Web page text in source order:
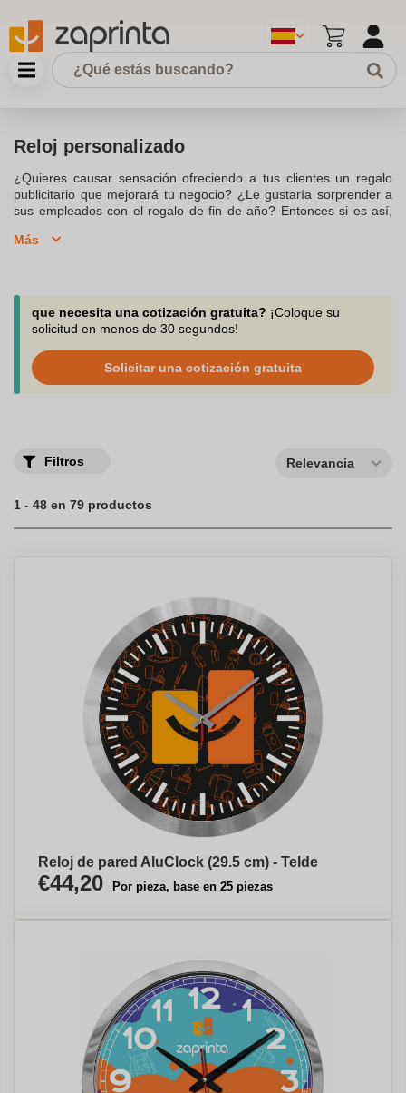
Reloj personalizado
¿Quieres causar sensación ofreciendo a tus clientes un regalo
publicitario que mejorará tu negocio? ¿Le gustaría sorprender a
sus empleados con el regalo de fin de año? Entonces si es así,
el trabajo como en la vida cotidiana, dominan oficinas, salas de
también formará parte de la decoración del entorno. Descubre
también nuestra gama de accesorios de oficina personalizados .
Más
que necesita una cotización gratuita? ¡Coloque su
solicitud en menos de 30 segundos!
Solicitar una cotización gratuita
Filtros Relevancia
1 - 48 en 79 productos
Reloj de pared AluClock (29.5 cm) - Telde
€44,20 Por pieza, base en 25 piezas